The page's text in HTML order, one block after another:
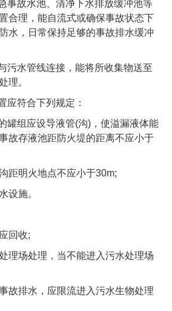
事故水池、清净下水排放缓冲池等
合理，能自流式或确保事故状态下
水，日常保持足够的事故排水缓冲
污水管线连接，能将所收集物送至
理。
应符合下列规定：
罐组应设导液管(沟)，使溢漏液体能
故存液池距防火堤的距离不应小于
距明火地点不应小于30m;
设施。
回收;
理场处理，当不能进入污水处理场
故排水，应限流进入污水生物处理